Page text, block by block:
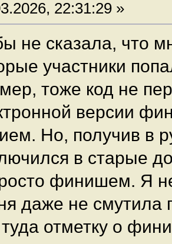
22:31:29 »
не сказала, что
участники
тоже код не
версии
Но, получив в
в старые
финишем. Я
даже не смутила
отметку о